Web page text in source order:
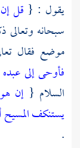
يقول : { قل
سبحانه وتعالى
موضع فقال
فأوحى إلى
السلام {إن
يستنكف المسيح
.